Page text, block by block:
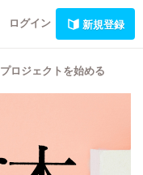
ログイン 新規登録
プロジェクトを始める